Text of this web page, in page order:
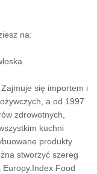
na:
się importem i
a od 1997
zdrowotnych,
kuchni
produkty
stworzyć szereg
Food